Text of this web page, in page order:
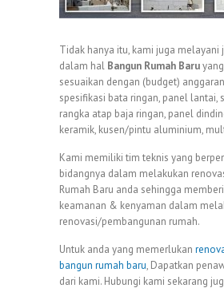
Tidak hanya itu, kami juga melayani
dalam hal Bangun Rumah Baru
sesuaikan dengan (budget)
spesifikasi bata ringan, panel lantai,
rangka atap baja ringan, panel
keramik, kusen/pintu aluminium,
Kami memiliki tim teknis yang
bidangnya dalam melakukan
Rumah Baru anda sehingga
keamanan & kenyaman dalam
renovasi/pembangunan rumah.
Untuk anda yang memerlukan
bangun rumah baru, Dapatkan
dari kami. Hubungi kami sekarang